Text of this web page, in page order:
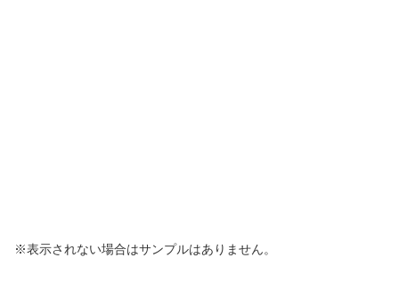
※表示されない場合はサンプルはありません。